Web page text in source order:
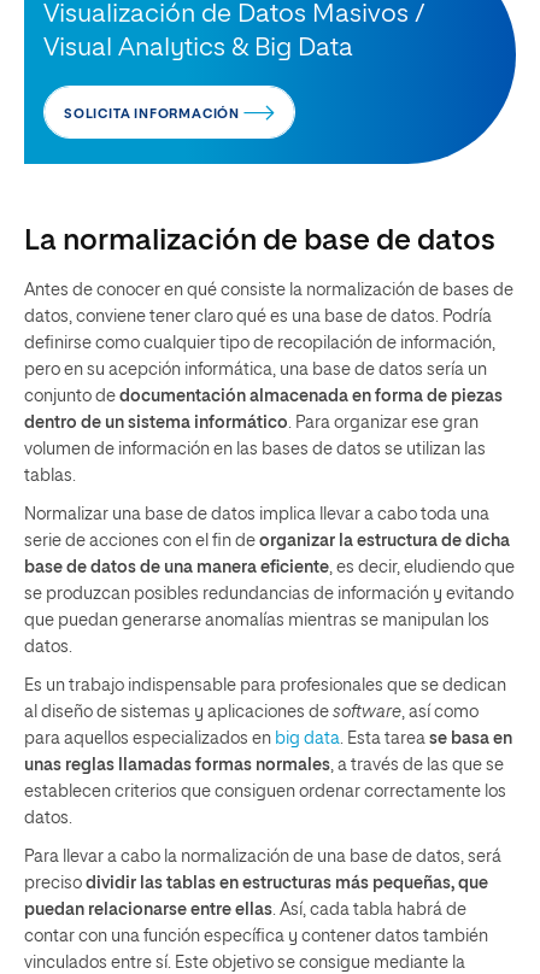
Visualización de Datos Masivos /
Visual Analytics & Big Data
SOLICITA INFORMACIÓN
La normalización de base de datos
Antes de conocer en qué consiste la normalización de bases de
datos, conviene tener claro qué es una base de datos. Podría
definirse como cualquier tipo de recopilación de información,
pero en su acepción informática, una base de datos sería un
conjunto de documentación almacenada en forma de piezas
dentro de un sistema informático . Para organizar ese gran
volumen de información en las bases de datos se utilizan las
tablas.
Normalizar una base de datos implica llevar a cabo toda una
serie de acciones con el fin de organizar la estructura de dicha
base de datos de una manera eficiente , es decir, eludiendo que
se produzcan posibles redundancias de información y evitando
que puedan generarse anomalías mientras se manipulan los
datos.
Es un trabajo indispensable para profesionales que se dedican
al diseño de sistemas y aplicaciones de software , así como
para aquellos especializados en big data . Esta tarea se basa en
unas reglas llamadas formas normales , a través de las que se
establecen criterios que consiguen ordenar correctamente los
datos.
Para llevar a cabo la normalización de una base de datos, será
preciso dividir las tablas en estructuras más pequeñas, que
puedan relacionarse entre ellas . Así, cada tabla habrá de
contar con una función específica y contener datos también
vinculados entre sí. Este objetivo se consigue mediante la